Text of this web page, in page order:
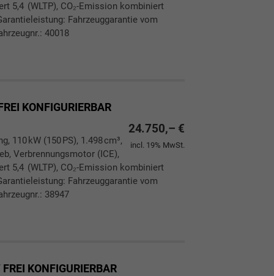
5,4 (WLTP), CO₂-Emission kombiniert
Fahrzeuggarantie vom
40018
KONFIGURIERBAR
24.750,– €
incl. 19% MwSt.
110 kW (150 PS), 1.498 cm³,
Verbrennungsmotor (ICE),
5,4 (WLTP), CO₂-Emission kombiniert
Fahrzeuggarantie vom
38947
KONFIGURIERBAR